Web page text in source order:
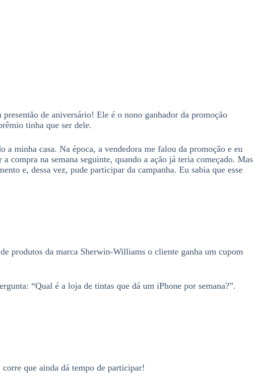
de aniversário! Ele é o nono ganhador da promoção
tinha que ser dele.
a minha casa. Na época, a vendedora me falou da promoção e eu
compra na semana seguinte, quando a ação já teria começado. Mas
e, dessa vez, pude participar da campanha. Eu sabia que esse
produtos da marca Sherwin-Williams o cliente ganha um cupom
“Qual é a loja de tintas que dá um iPhone por semana?”.
que ainda dá tempo de participar!